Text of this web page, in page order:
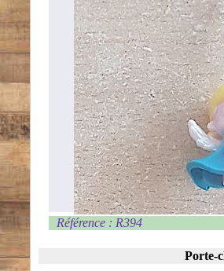
Référence : R394
Porte-